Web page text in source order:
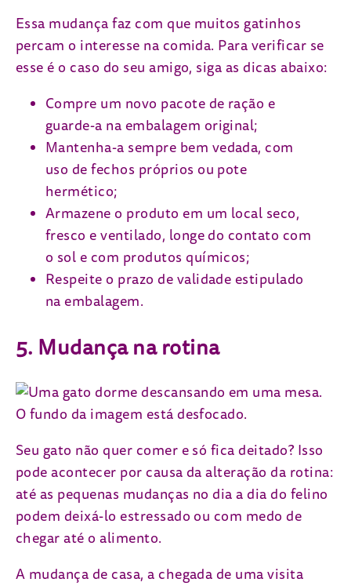
Essa mudança faz com que muitos gatinhos
percam o interesse na comida. Para verificar se
esse é o caso do seu amigo, siga as dicas abaixo:
Compre um novo pacote de ração e
guarde-a na embalagem original;
Mantenha-a sempre bem vedada, com
uso de fechos próprios ou pote
hermético;
Armazene o produto em um local seco,
fresco e ventilado, longe do contato com
o sol e com produtos químicos;
Respeite o prazo de validade estipulado
na embalagem.
5. Mudança na rotina
Seu gato não quer comer e só fica deitado? Isso
pode acontecer por causa da alteração da rotina:
até as pequenas mudanças no dia a dia do felino
podem deixá-lo estressado ou com medo de
chegar até o alimento.
A mudança de casa, a chegada de uma visita